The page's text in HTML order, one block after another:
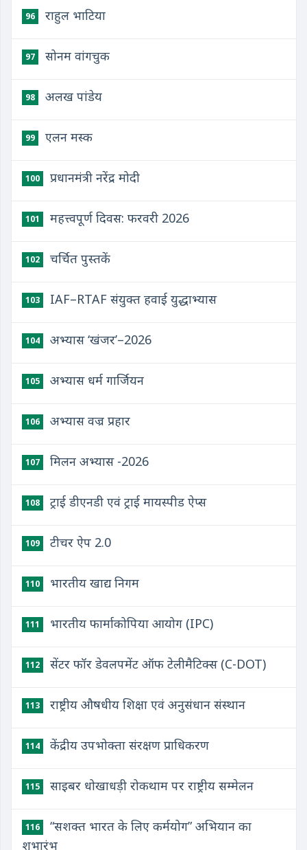
96 राहुल भाटिया
97 सोनम वांगचुक
98 अलख पांडेय
99 एलन मस्क
100 प्रधानमंत्री नरेंद्र मोदी
101 महत्त्वपूर्ण दिवस: फरवरी 2026
102 चर्चित पुस्तकें
103 IAF–RTAF संयुक्त हवाई युद्धाभ्यास
104 अभ्यास ‘खंजर’–2026
105 अभ्यास धर्म गार्जियन
106 अभ्यास वज्र प्रहार
107 मिलन अभ्यास -2026
108 ट्राई डीएनडी एवं ट्राई मायस्पीड ऐप्स
109 टीचर ऐप 2.0
110 भारतीय खाद्य निगम
111 भारतीय फार्माकोपिया आयोग (IPC)
112 सेंटर फॉर डेवलपमेंट ऑफ टेलीमैटिक्स (C-DOT)
113 राष्ट्रीय औषधीय शिक्षा एवं अनुसंधान संस्थान
114 केंद्रीय उपभोक्ता संरक्षण प्राधिकरण
115 साइबर धोखाधड़ी रोकथाम पर राष्ट्रीय सम्मेलन
116
“सशक्त भारत के लिए कर्मयोग” अभियान का
शुभारंभ